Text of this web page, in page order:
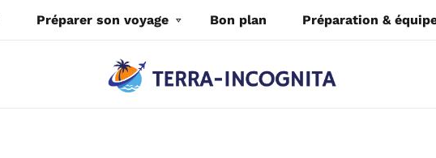
Préparer son voyage Bon plan Préparation &